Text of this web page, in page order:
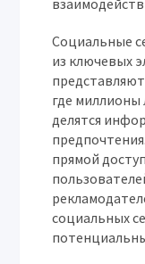
Социальные
из ключевых
где
делятся
прямой
социальных